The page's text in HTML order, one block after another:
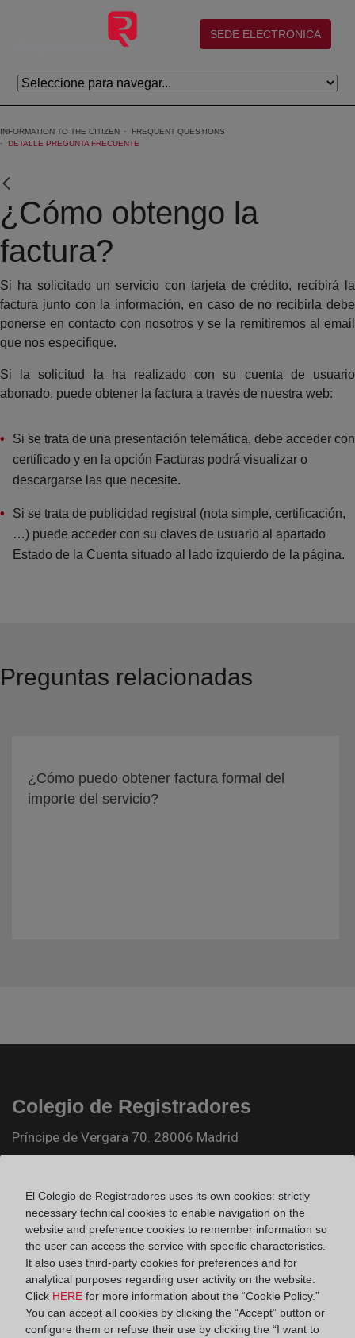
Skip to Main Content
(abre en nueva ventana)
SEDE ELECTRONICA
INFORMATION TO THE CITIZEN
FREQUENT QUESTIONS
DETALLE PREGUNTA FRECUENTE
¿Cómo obtengo la
factura?
Si ha solicitado un servicio con tarjeta de crédito, recibirá la
factura junto con la información, en caso de no recibirla debe
ponerse en contacto con nosotros y se la remitiremos al email
que nos especifique.
Si la solicitud la ha realizado con su cuenta de usuario
abonado, puede obtener la factura a través de nuestra web:
Si se trata de una presentación telemática, debe acceder con
certificado y en la opción Facturas podrá visualizar o
descargarse las que necesite.
Si se trata de publicidad registral (nota simple, certificación,
…) puede acceder con su claves de usuario al apartado
Estado de la Cuenta situado al lado izquierdo de la página.
Preguntas relacionadas
¿Cómo puedo obtener factura formal del
importe del servicio?
Colegio de Registradores
Príncipe de Vergara 70. 28006 Madrid
Fax:91 564 11 59
Email:contacto@registradores.org
Registro de entrada del Colegio de registradores
Ir a facebook (abre en ventana nueva)
El Colegio de Registradores uses its own cookies: strictly
necessary technical cookies to enable navigation on the
website and preference cookies to remember information so
the user can access the service with specific characteristics.
It also uses third-party cookies for preferences and for
analytical purposes regarding user activity on the website.
Click HERE for more information about the “Cookie Policy.”
You can accept all cookies by clicking the “Accept” button or
configure them or refuse their use by clicking the “I want to